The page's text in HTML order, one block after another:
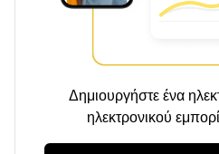
Δημιουργήστε ένα
ηλεκτρονικού